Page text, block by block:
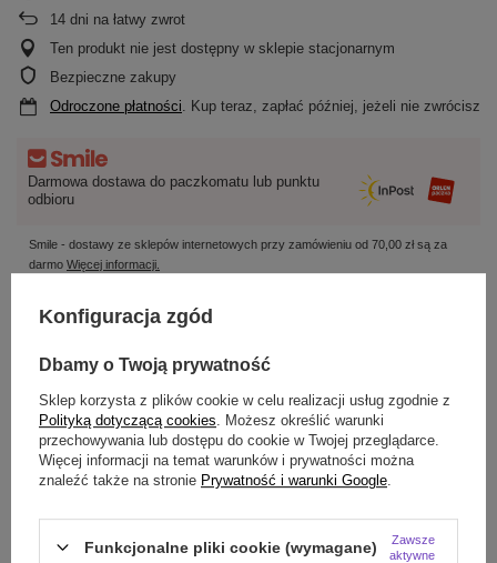
14 dni na łatwy zwrot
Ten produkt nie jest dostępny w sklepie stacjonarnym
Bezpieczne zakupy
Odroczone płatności. Kup teraz, zapłać później, jeżeli nie zwrócisz
Darmowa dostawa do paczkomatu lub punktu
odbioru
Smile - dostawy ze sklepów internetowych przy zamówieniu od 70,00 złsą za
darmo Więcej informacji.
OPINIE (0)
Potrzebujesz pomocy? Masz pytania?
Zadaj pytanie a my odpowiemy niezwłocznie,
Konfiguracja zgód
Dbamy o Twoją prywatność
Sklep korzysta z plików cookie w celu realizacji usług zgodnie z
Polityką dotyczącą cookies . Możesz określić warunki
przechowywania lub dostępu do cookie w Twojej przeglądarce.
Więcej informacji na temat warunków i prywatności można
znaleźć także na stronie Prywatność i warunki Google
Funkcjonalne pliki cookie (wymagane)
Zawsze
aktywne